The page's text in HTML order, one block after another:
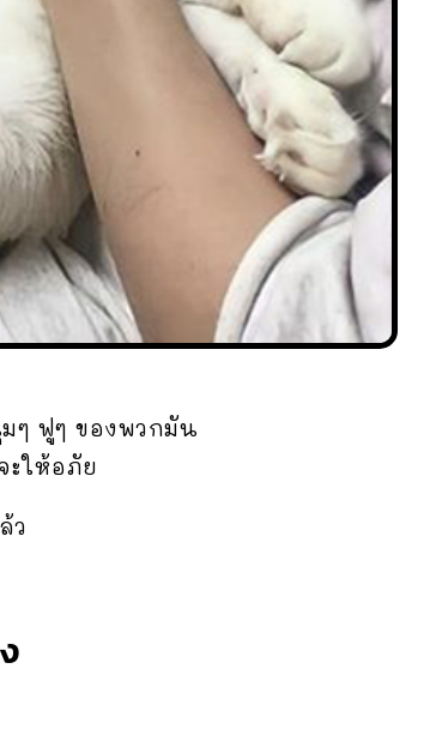
ๆ ฟูๆ ของพวกมัน
ะให้อภัย
ว